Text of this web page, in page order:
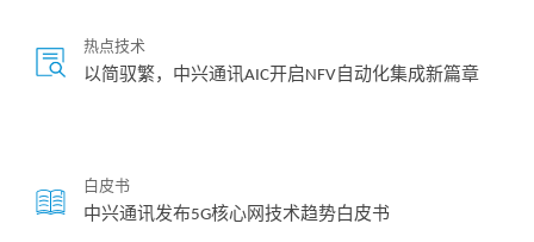
热点技术
以简驭繁，中兴通讯AIC开启NFV自动化集成新篇章
白皮书
中兴通讯发布5G核心网技术趋势白皮书